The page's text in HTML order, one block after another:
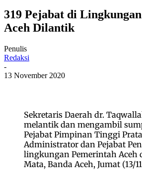
319 Pejabat di
Aceh Dilantik
Penulis
Redaksi
-
13 November 2020
Sekretaris Daerah dr.
melantik dan mengambil
Pejabat Pimpinan Tinggi
Administrator dan Pejabat
lingkungan Pemerintah Aceh
Mata, Banda Aceh, Jumat (13/